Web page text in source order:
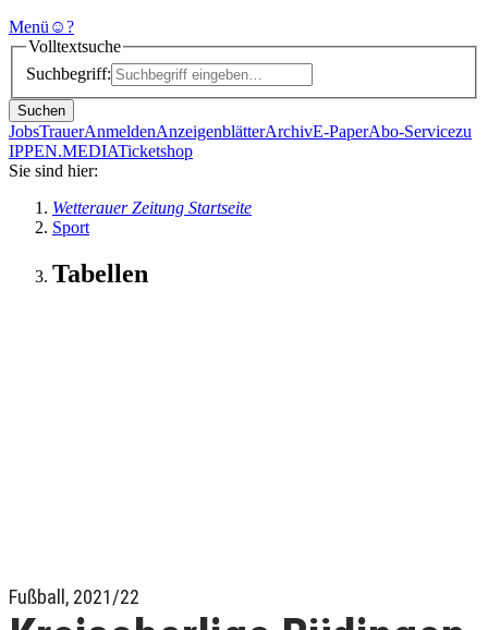
Menü ☺?
Volltextsuche
Suchbegriff:
Suchen
JobsTrauerAnmeldenAnzeigenblätterArchivE-PaperAbo-Servicezu
IPPEN.MEDIATicketshop
Sie sind hier:
Wetterauer Zeitung Startseite
Sport
Tabellen
Fußball, 2021/22